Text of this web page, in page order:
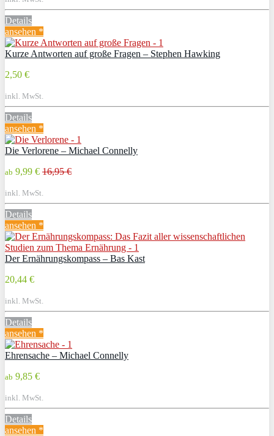
Details
ansehen *
Kurze Antworten auf große Fragen – Stephen Hawking
2,50 €
inkl. MwSt.
Details
ansehen *
Die Verlorene – Michael Connelly
ab 9,99 € 16,95 €
inkl. MwSt.
Details
ansehen *
Der Ernährungskompass – Bas Kast
20,44 €
inkl. MwSt.
Details
ansehen *
Ehrensache – Michael Connelly
ab 9,85 €
inkl. MwSt.
Details
ansehen *